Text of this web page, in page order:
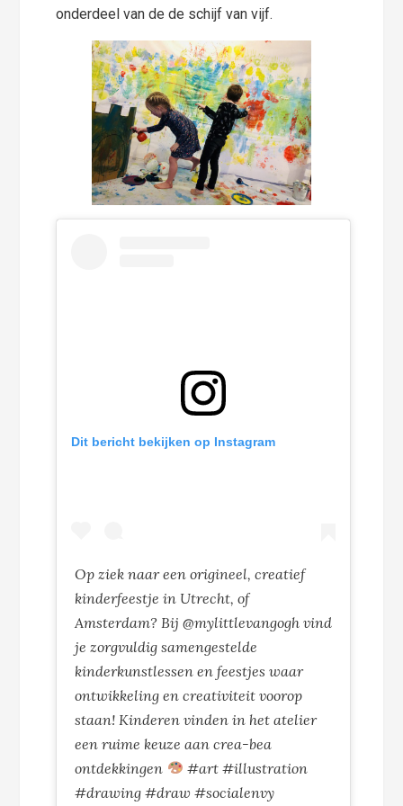
onderdeel van de de schijf van vijf.
Dit bericht bekijken op Instagram
Op ziek naar een origineel, creatief
kinderfeestje in Utrecht, of
Amsterdam? Bij @mylittlevangogh vind
je zorgvuldig samengestelde
kinderkunstlessen en feestjes waar
ontwikkeling en creativiteit voorop
staan! Kinderen vinden in het atelier
een ruime keuze aan crea-bea
ontdekkingen
#art #illustration
#drawing #draw #socialenvy